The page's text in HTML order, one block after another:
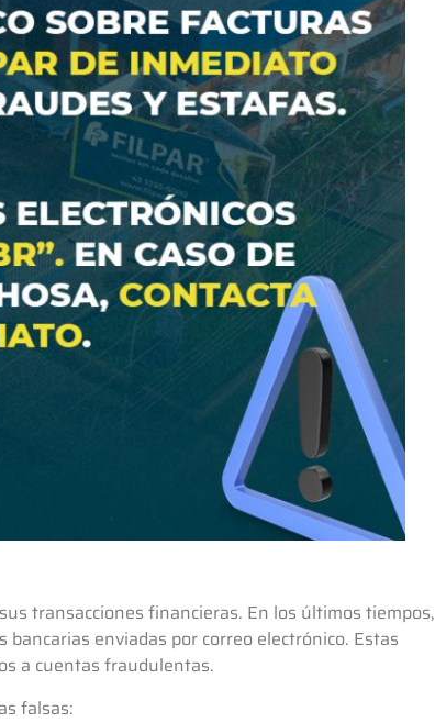
transacciones financieras. En los últimos tiempos,
enviadas por correo electrónico. Estas
a cuentas fraudulentas.
falsas: